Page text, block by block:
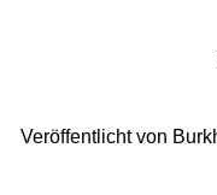
Veröffentlicht von